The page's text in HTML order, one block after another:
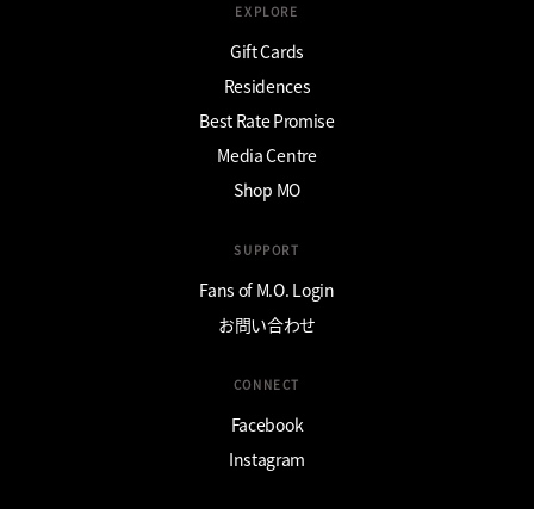
EXPLORE
Gift Cards
Residences
Best Rate Promise
Media Centre
Shop MO
SUPPORT
Fans of M.O. Login
お問い合わせ
CONNECT
Facebook
Instagram